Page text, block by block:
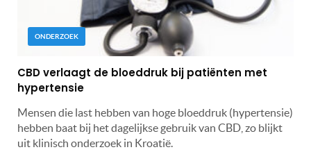
ONDERZOEK
CBD verlaagt de bloeddruk bij patiënten met
hypertensie
Mensen die last hebben van hoge bloeddruk (hypertensie)
hebben baat bij het dagelijkse gebruik van CBD, zo blijkt
uit klinisch onderzoek in Kroatië.